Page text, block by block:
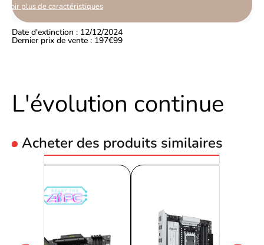
Voir plus de caractéristiques
Date d'extinction : 12/12/2024
Dernier prix de vente : 197€99
L'évolution continue
Acheter des produits similaires